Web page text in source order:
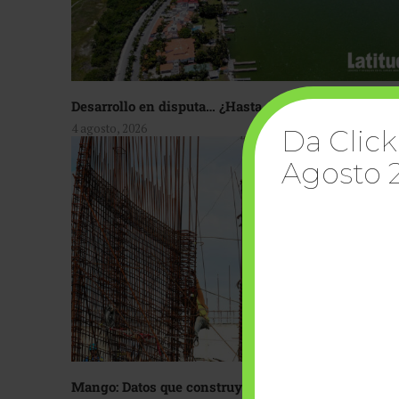
Desarrollo en disputa… ¿Hasta dónde crecer?
4 agosto, 2026
Mango: Datos que construyen confianza
Da
Agosto